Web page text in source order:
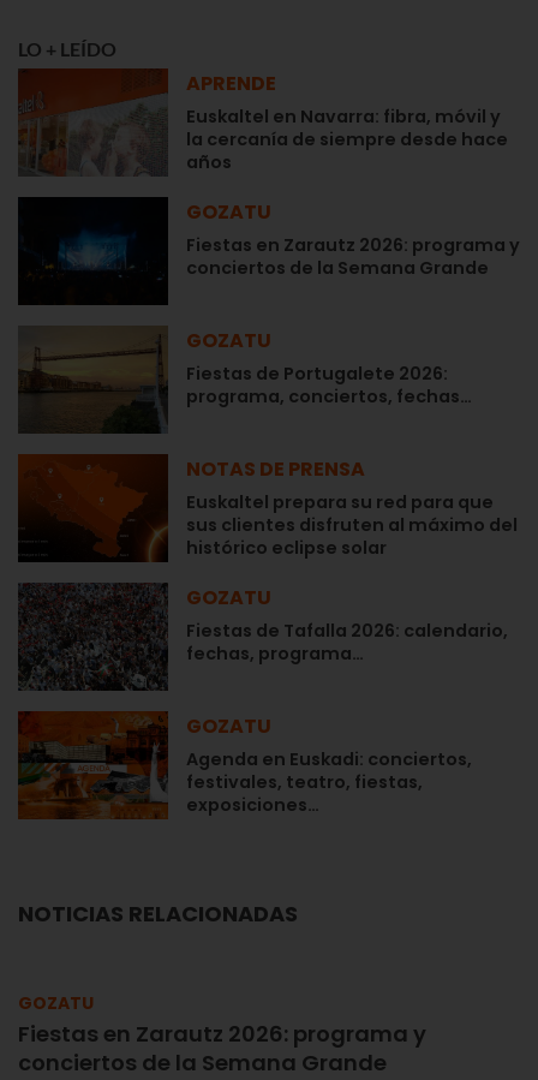
LO + LEÍDO
APRENDE
Euskaltel en Navarra: fibra, móvil y
la cercanía de siempre desde hace
años
GOZATU
Fiestas en Zarautz 2026: programa y
conciertos de la Semana Grande
GOZATU
Fiestas de Portugalete 2026:
programa, conciertos, fechas…
NOTAS DE PRENSA
Euskaltel prepara su red para que
sus clientes disfruten al máximo del
histórico eclipse solar
GOZATU
Fiestas de Tafalla 2026: calendario,
fechas, programa…
GOZATU
Agenda en Euskadi: conciertos,
festivales, teatro, fiestas,
exposiciones…
NOTICIAS RELACIONADAS
GOZATU
Fiestas en Zarautz 2026: programa y
conciertos de la Semana Grande